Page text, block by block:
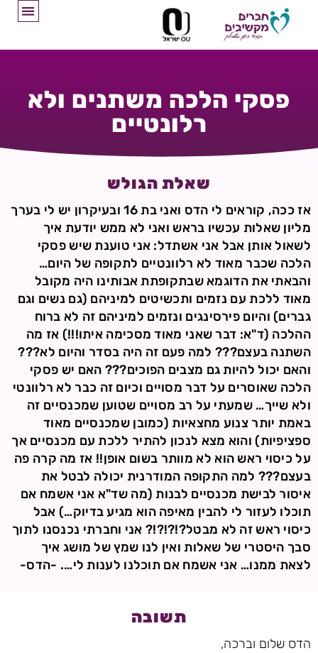
פסקי הלכה משתנים ולא
רלונטיים
שאלת הגולש
אז ככה, קוראים לי הדס ואני בת 16 ובעיקרון יש לי בערך
מליון שאלות עכשיו בראש ואני לא ממש יודעת איך
לשאול אותן אבל אני אשתדל: אני טוענת שיש פסקי
הלכה שכבר מאוד לא רלוונטיים לתקופה של היום…
והבאתי את הדוגמא שבתקופתת אבותינו היה מקובל
מאוד ללכת עם נזמים ותכשיטים למיניהם (גם נשים וגם
גברים) והיום פירסינגים ונזמים למיניהם זה לא ברוח
ההלכה (ד"א: דבר שאני מאוד מסכימה איתו!!!) אז מה
השתנה בעצם??? למה פעם זה היה בסדר והיום לא???
והאם יכול להיות גם מצבים הפוכים??? האם יש פסקי
הלכה שאוסרים על דבר מסויים וכיום זה כבר לא רלוונטי
ולא שייך… שמעתי על רב מסויים שטוען שמכנסיים זה
באמת יותר צנוע מחצאיות (כמובן שמכנסיים מאוד
ספציפיות) והוא מצא לנכון להתיר ללכת עם מכנסיים אך
על כיסוי ראש הוא לא מוותר בשום אופן!! אז מה קרה פה
בעצם??? למה התקופה המודרנית יכולה לבטל את
איסור לבישת מכנסיים לבנות (מה שד"א אני אשמח אם
תוכלו לעזור לי להבין מאיפה הוא מגיע בדיוק…) אבל
כיסוי ראש זה לא מבטל?!?!?!? אני וחברתי נכנסנו לתוך
סבך היסטרי של שאלות ואין לנו שמץ של מושג איך
לצאת ממנו… אני אשמח אם תוכלנו לענות לי…. -הדס-
תשובה
הדס שלום וברכה,